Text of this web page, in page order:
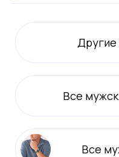
Другие
Все
Все